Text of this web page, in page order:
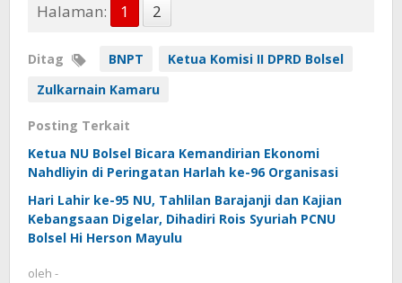
Halaman: 1 2
Ditag BNPT
Ketua Komisi II DPRD Bolsel
Zulkarnain Kamaru
Posting Terkait
Ketua NU Bolsel Bicara Kemandirian Ekonomi
Nahdliyin di Peringatan Harlah ke-96 Organisasi
Hari Lahir ke-95 NU, Tahlilan Barajanji dan Kajian
Kebangsaan Digelar, Dihadiri Rois Syuriah PCNU
Bolsel Hi Herson Mayulu
oleh -